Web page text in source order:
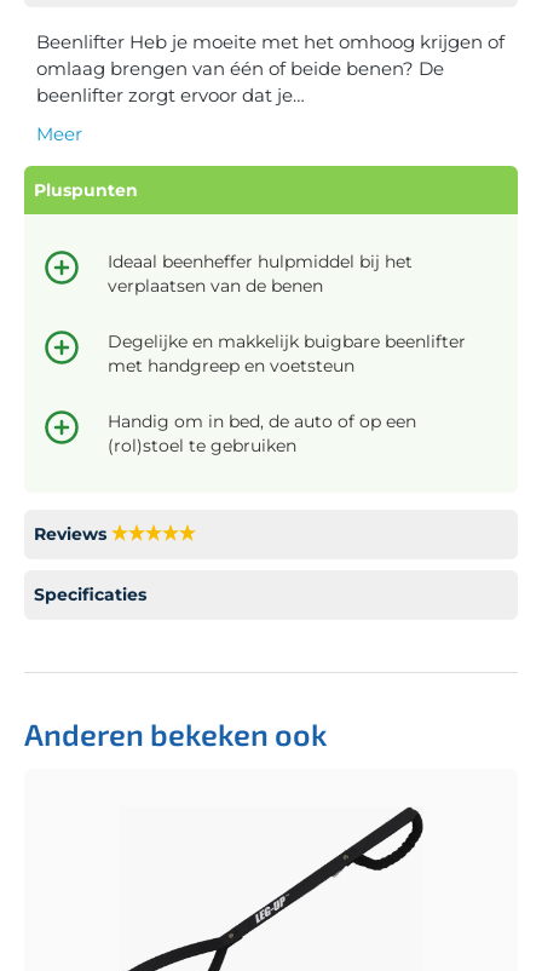
Beenlifter Heb je moeite met het omhoog krijgen of
omlaag brengen van één of beide benen? De
beenlifter zorgt ervoor dat je…
Meer
Pluspunten
Ideaal beenheffer hulpmiddel bij het
verplaatsen van de benen
Degelijke en makkelijk buigbare beenlifter
met handgreep en voetsteun
Handig om in bed, de auto of op een
(rol)stoel te gebruiken
Reviews
Specificaties
Anderen bekeken ook